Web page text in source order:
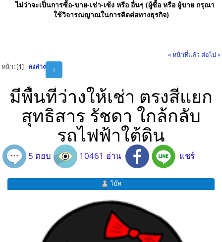
ไม่ว่าจะเป็นการซื้อ-ขาย-เช่า-เซ้ง หรือ อื่นๆ (ผู้ซื้อ หรือ ผู้ขาย กรุณา
ใช้วิจารณญาณในการติดต่อทางธุรกิจ)
« หน้าที่แล้ว ต่อไป »
+
หน้า: [1] ลงล่าง
มีพื้นที่ว่างให้เช่า ตรงสี่แยก
สุทธิสาร รัชดา ใกล้กลับ
รถไฟฟ้าใต้ดิน
5 ตอบ 10461 อ่าน แชร์
โบ๊ท